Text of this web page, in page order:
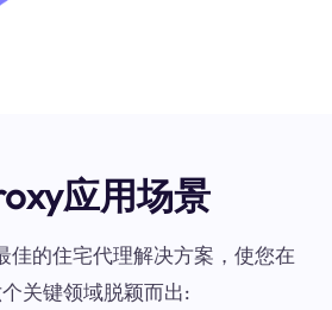
应用场景
佳的住宅代理解决方案，使您在
关键领域脱颖而出: